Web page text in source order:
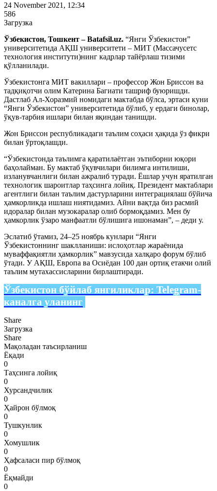
24 November 2021, 12:34
586
Загрузка
Ўзбекистон, Тошкент – Batafsil.uz. “Янги Ўзбекистон”
университетида АҚШ университети – МИТ (Массачусетс
технология институти)нинг кадрлар тайёрлаш тизими
қўлланилади.
Ўзбекистонга МИТ вакиллари – профессор Жон Бриссон ва
тадқиқотчи олим Катерина Багиати ташриф буюришди.
Дастлаб Ал-Хоразмий номидаги мактабда бўлса, эртаси куни
“Янги Ўзбекистон” университетида бўлиб, у ердаги бинолар,
ўқув-тарбия ишлари билан яқиндан танишди.
Жон Бриссон республикадаги таълим соҳаси ҳақида ўз фикри
билан ўртоқлашди.
“Ўзбекистонда таълимга қаратилаётган эътиборни юқори
баҳолайман. Бу мактаб ўқувчилари билимга интилиши,
изланувчанлиги билан ажралиб туради. Ёшлар учун яратилган
технологик шароитлар таҳсинга лойиқ. Президент мактаблари
агентлиги билан таълим дастурларини интеграциялаш бўйича
ҳамкорликда ишлаш ниятидамиз. Айни вақтда биз расмий
идоралар билан музокаралар олиб бормоқдамиз. Мен бу
ҳамкорлик ўзаро манфаатли бўлишига ишонаман”, – деди у.
Эслатиб ўтамиз, 24–25 ноябрь кунлари “Янги
Ўзбекистоннинг шаклланиши: ислоҳотлар жараёнида
муваффақиятли ҳамкорлик” мавзусида халқаро форум бўлиб
ўтади. У АҚШ, Европа ва Осиёдан 100 дан ортиқ етакчи олий
таълим мутахассисларини бирлаштиради.
Ўзбекистон бўйлаб янгиликлар: Telegram-
каналга уланинг
Share
Загрузка
Share
Мақоладан таъсирланиш
Ёқади
0
Таҳсинга лойиқ
0
Хурсандчилик
0
Ҳайрон бўлмоқ
0
Тушкунлик
0
Хомушлик
0
Ҳафсаласи пир бўлмоқ
0
Ёқмайди
0